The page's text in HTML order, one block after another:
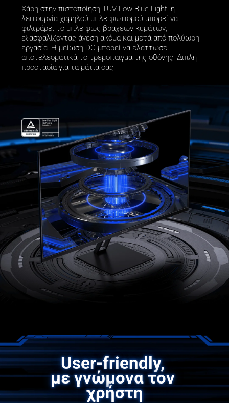
Χάρη στην πιστοποίηση TÜV Low Blue Light, η
λειτουργία χαμηλού μπλε φωτισμού μπορεί να
φιλτράρει το μπλε φως βραχέων κυμάτων,
εξασφαλίζοντας άνεση ακόμα και μετά από πολύωρη
εργασία. Η μείωση DC μπορεί να ελαττώσει
αποτελεσματικά το τρεμόπαιγμα της οθόνης. Διπλή
προστασία για τα μάτια σας!
User-friendly,
με γνώμονα τον
χρήστη